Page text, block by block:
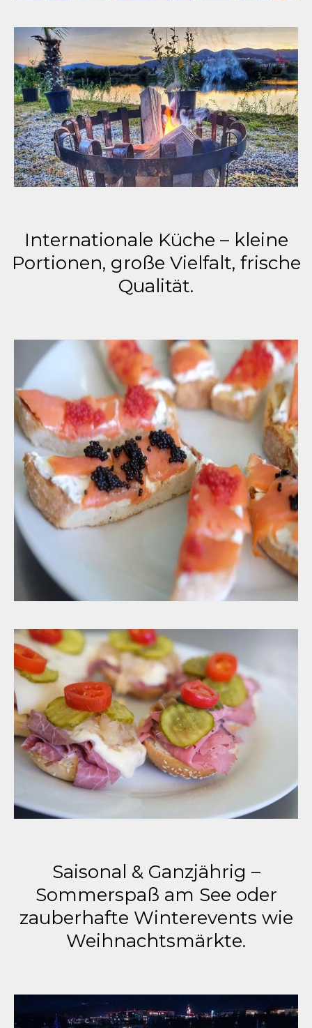
Internationale Küche – kleine
Portionen, große Vielfalt, frische
Qualität.
Saisonal & Ganzjährig –
Sommerspaß am See oder
zauberhafte Winterevents wie
Weihnachtsmärkte.